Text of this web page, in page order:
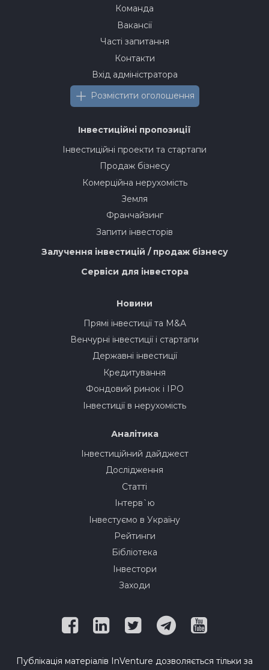
Команда
Вакансії
Часті запитання
Контакти
Вхід адміністратора
Розмістити оголошення
Інвестиційні пропозиції
Інвестиційні проекти та стартапи
Продаж бізнесу
Комерційна нерухомість
Земля
Франчайзинг
Запити інвесторів
Залучення інвестицій / продаж бізнесу
Сервіси для інвестора
Новини
Прямі інвестиції та M&A
Венчурні інвестиції і стартапи
Державні інвестиції
Кредитування
Фондовий ринок і IPO
Інвестиції в нерухомість
Аналітика
Інвестиційний дайджест
Дослідження
Статті
Інтерв`ю
Інвестуємо в Україну
Рейтинги
Бібліотека
Інвестори
Заходи
Публікація матеріалів InVenture дозволяється тільки за